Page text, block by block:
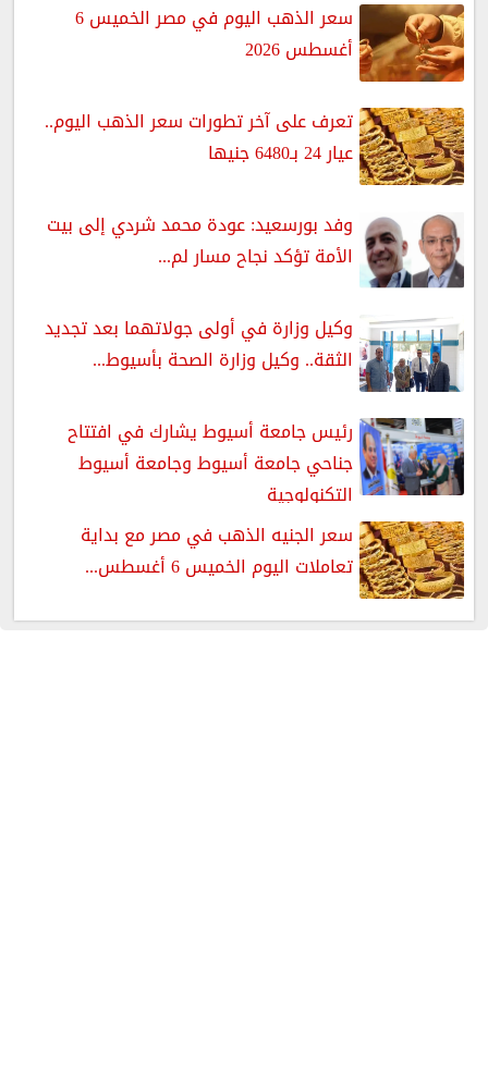
سعر الذهب اليوم في مصر الخميس 6
أغسطس 2026
تعرف على آخر تطورات سعر الذهب اليوم..
عيار 24 بـ6480 جنيها
وفد بورسعيد: عودة محمد شردي إلى بيت
الأمة تؤكد نجاح مسار لم...
وكيل وزارة في أولى جولاتهما بعد تجديد
الثقة.. وكيل وزارة الصحة بأسيوط...
رئيس جامعة أسيوط يشارك في افتتاح
جناحي جامعة أسيوط وجامعة أسيوط
التكنولوجية
سعر الجنيه الذهب في مصر مع بداية
تعاملات اليوم الخميس 6 أغسطس...